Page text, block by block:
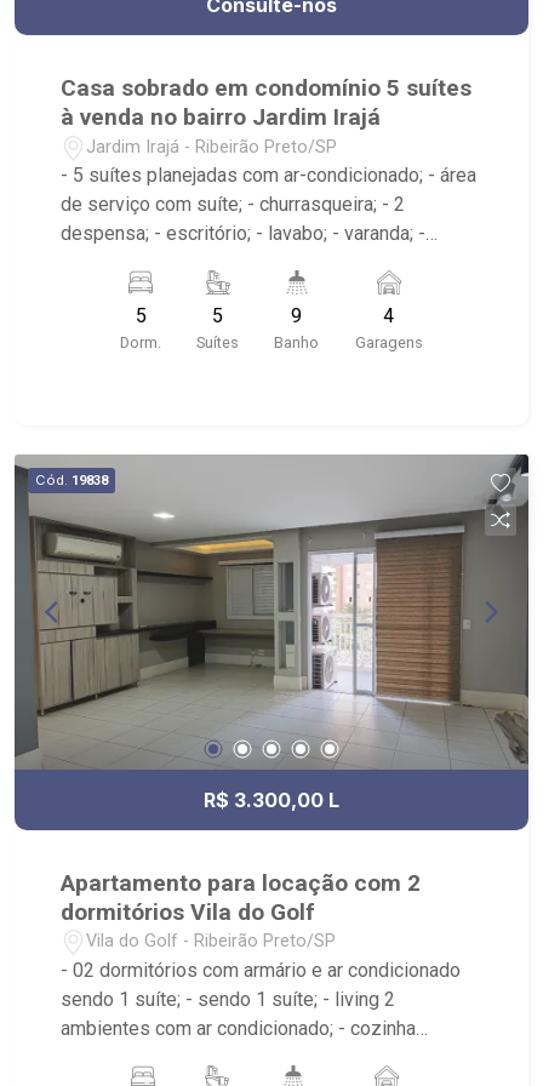
Consulte-nos
Casa sobrado em condomínio 5 suítes
à venda no bairro Jardim Irajá
Jardim Irajá - Ribeirão Preto/SP
- 5 suítes planejadas com ar-condicionado; - área
de serviço com suíte; - churrasqueira; - 2
despensa; - escritório; - lavabo; - varanda; -
- aquecedor piscina; - 9 banheiros planejados
com espelho; - próximo ao Oba Hortifruti, Irajá
Grill, Boteco do Paulim
5
Dorm.
5
Suítes
9
Banho
4
Garagens
Cód. 19838
R$ 3.300,00 L
Apartamento para locação com 2
dormitórios Vila do Golf
Vila do Golf - Ribeirão Preto/SP
- 02 dormitórios com armário e ar condicionado
sendo 1 suíte; - sendo 1 suíte; - living 2
ambientes com ar condicionado; - cozinha